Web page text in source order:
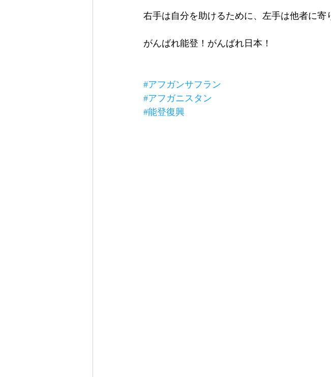
右手は自分を助けるために、左手は他者に寄
がんばれ能登！がんばれ日本！
#アフガンサフラン
#アフガニスタン
#能登復興